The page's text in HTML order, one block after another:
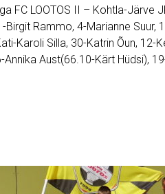
FC LOOTOS II – Kohtla-Järve
Rammo, 4-Marianne Suur,
Karoli Silla, 30-Katrin Õun, 12-
Aust(66.10-Kärt Hüdsi),